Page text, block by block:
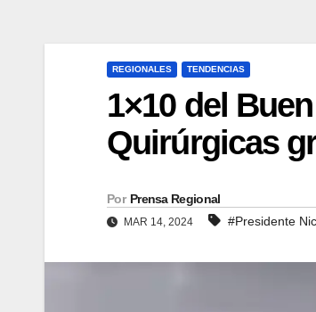
REGIONALES TENDENCIAS
1×10 del
Quirúrgicas
Por Prensa Regional
MAR 14, 2024 #Presidente